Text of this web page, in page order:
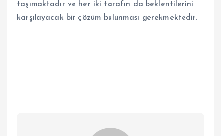
taşımaktadır ve her iki tarafın da beklentilerini
karşılayacak bir çözüm bulunması gerekmektedir.